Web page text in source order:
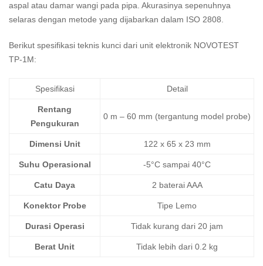
aspal atau damar wangi pada pipa. Akurasinya sepenuhnya
selaras dengan metode yang dijabarkan dalam ISO 2808.
Berikut spesifikasi teknis kunci dari unit elektronik NOVOTEST
TP-1M:
Spesifikasi Detail
Rentang
Pengukuran
0 m – 60 mm (tergantung model probe)
Dimensi Unit 122 x 65 x 23 mm
Suhu Operasional -5°C sampai 40°C
Catu Daya 2 baterai AAA
Konektor Probe Tipe Lemo
Durasi Operasi Tidak kurang dari 20 jam
Berat Unit Tidak lebih dari 0.2 kg